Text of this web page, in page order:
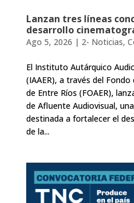
Lanzan tres líneas
desarrollo
Ago 5, 2026 | 2- Noticias,
El Instituto Autárquico
(IAAER), a través del
de Entre Ríos (FOAER),
de Afluente Audiovisual,
destinada a fortalecer el
de la...